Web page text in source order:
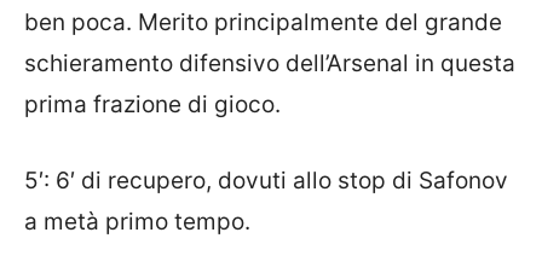
ben poca. Merito principalmente del grande
schieramento difensivo dell’Arsenal in questa
prima frazione di gioco.
5′: 6′ di recupero, dovuti allo stop di Safonov
a metà primo tempo.